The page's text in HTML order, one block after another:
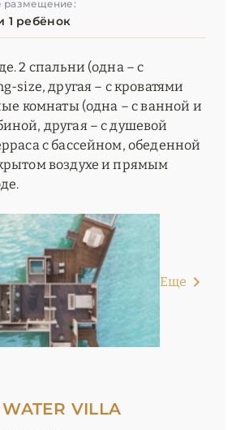
размещение:
1 ребёнок
2 спальни (одна – с
size, другая – с кроватями
комнаты (одна – с ванной и
другая – с душевой
с бассейном, обеденной
воздухе и прямым
Еще
VILLA